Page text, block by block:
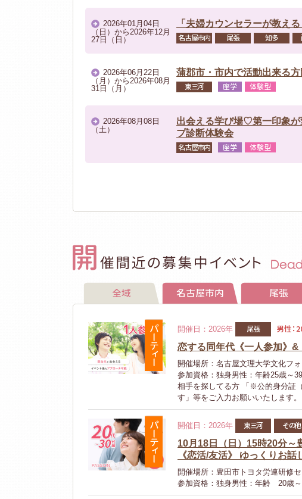
開催場所：プラザせとっこ
参加資格：独身男性：26歳以上50
パーティー
開催日：2026年09月27日（日） 名
代後半～30代後半 女性：20代後
開催場所：清洲城（メイン会場：
参加資格：①25~39歳の独身の方
※①、②の条件を全て満たす方
2026年01月04日
（日）から2026年12月
27日（日）
「夫婦カウンセラーが教え
名古屋市内
尾張 知多
2026年06月22日
（月）から2026年08月
31日（月）
蒲郡市・市内で活動出来る
東三河
座学 体験型
2026年08月08日
（土）
出会える学び場♡第一印象
プ診断体験会
名古屋市内
座学 体験型
全域 名古屋市内 尾張
パーティー
開催日：2026年 尾張 男性
恋する同年代《一人参加》
開催場所：名古屋文理大学文化フ
参加資格：独身男性：年齢25歳～
相手を探してる方 「※公的身分証
す」等をご入力お願いいたします。
パーティー
開催日：2026年 東三河 その他
10月18日（日）15時20分～
《恋活/友活》 ゆっくりお
開催場所：豊田市トヨタ労連研修
参加資格：独身男性：年齢 20歳